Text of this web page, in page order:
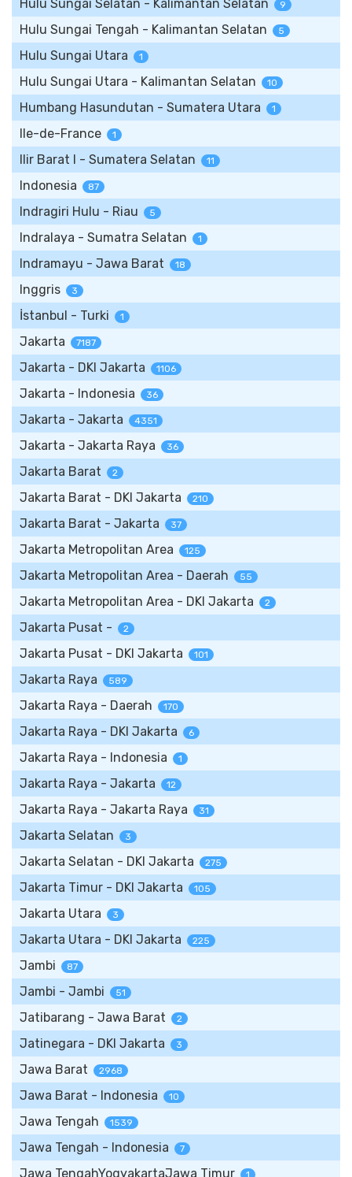
Hulu Sungai Selatan - Kalimantan Selatan 9
Hulu Sungai Tengah - Kalimantan Selatan 5
Hulu Sungai Utara 1
Hulu Sungai Utara - Kalimantan Selatan 10
Humbang Hasundutan - Sumatera Utara 1
Ile-de-France 1
Ilir Barat I - Sumatera Selatan 11
Indonesia 87
Indragiri Hulu - Riau 5
Indralaya - Sumatra Selatan 1
Indramayu - Jawa Barat 18
Inggris 3
İstanbul - Turki 1
Jakarta 7187
Jakarta - DKI Jakarta 1106
Jakarta - Indonesia 36
Jakarta - Jakarta 4351
Jakarta - Jakarta Raya 36
Jakarta Barat 2
Jakarta Barat - DKI Jakarta 210
Jakarta Barat - Jakarta 37
Jakarta Metropolitan Area 125
Jakarta Metropolitan Area - Daerah 55
Jakarta Metropolitan Area - DKI Jakarta 2
Jakarta Pusat - 2
Jakarta Pusat - DKI Jakarta 101
Jakarta Raya 589
Jakarta Raya - Daerah 170
Jakarta Raya - DKI Jakarta 6
Jakarta Raya - Indonesia 1
Jakarta Raya - Jakarta 12
Jakarta Raya - Jakarta Raya 31
Jakarta Selatan 3
Jakarta Selatan - DKI Jakarta 275
Jakarta Timur - DKI Jakarta 105
Jakarta Utara 3
Jakarta Utara - DKI Jakarta 225
Jambi 87
Jambi - Jambi 51
Jatibarang - Jawa Barat 2
Jatinegara - DKI Jakarta 3
Jawa Barat 2968
Jawa Barat - Indonesia 10
Jawa Tengah 1539
Jawa Tengah - Indonesia 7
Jawa TengahYogyakartaJawa Timur 1